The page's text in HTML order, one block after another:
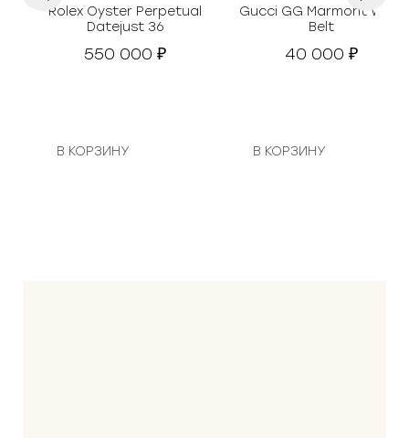
Rolex Oyster Perpetual
Datejust 36
550 000₽
В КОРЗИНУ
Gucci GG Marmont Wide
Belt
40 000₽
В КОРЗИНУ